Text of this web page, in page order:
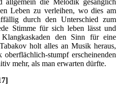
allgemein die Melodik gesanglich
Leben zu verleihen, wo dies am
durch den Unterschied zum
Stimme für sich leben lässt und
den Sinn für eine
holt alles an Musik heraus,
stumpf erscheinenden
mehr, als man erwarten dürfte.